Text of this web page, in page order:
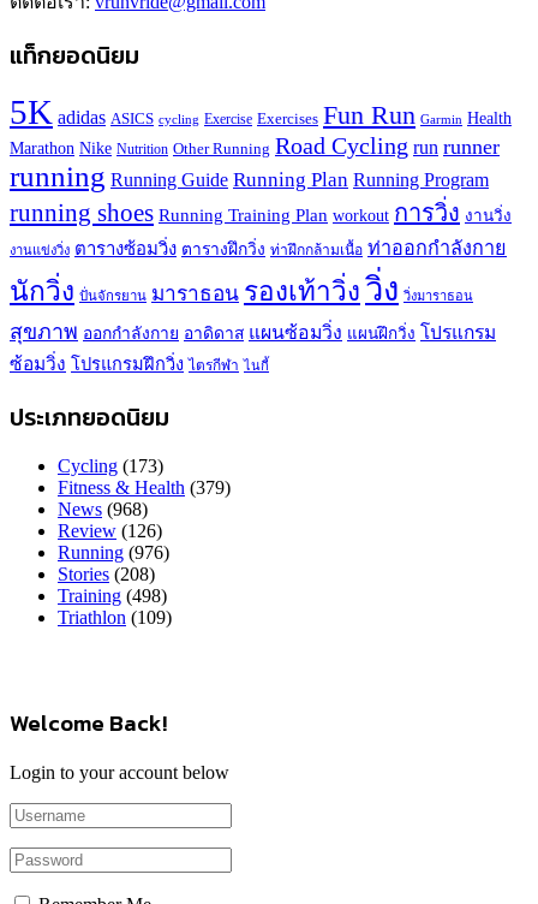
แท็กยอดนิยม
5K adidas ASICS cycling Exercise Exercises Fun Run Garmin Health
Marathon Nike Nutrition Other Running Road Cycling run runner
running Running Guide Running Plan Running Program
running shoes Running Training Plan workout การวิ่ง งานวิ่ง
งานแข่งวิ่ง ตารางซ้อมวิ่ง ตารางฝึกวิ่ง ท่าฝึกกล้ามเนื้อ ท่าออกกำลังกาย
นักวิ่ง ปั่นจักรยาน มาราธอน รองเท้าวิ่ง วิ่ง วิ่งมาราธอน
สุขภาพ ออกกำลังกาย อาดิดาส แผนซ้อมวิ่ง แผนฝึกวิ่ง โปรแกรม
ซ้อมวิ่ง โปรแกรมฝึกวิ่ง ไตรกีฬา ไนกี้
ประเภทยอดนิยม
Cycling (173)
Fitness & Health (379)
News (968)
Review (126)
Running (976)
Stories (208)
Training (498)
Triathlon (109)
Welcome Back!
Login to your account below